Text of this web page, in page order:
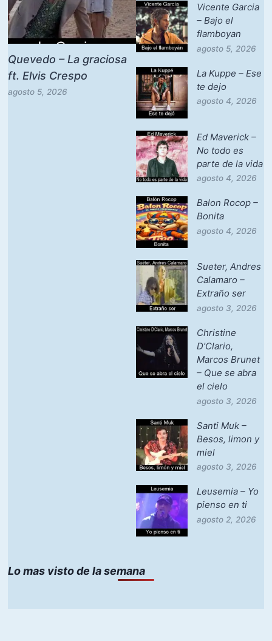
Quevedo – La graciosa
ft. Elvis Crespo
agosto 5, 2026
Vicente Garcia
– Bajo el
flamboyan
agosto 5, 2026
La Kuppe – Ese
te dejo
agosto 4, 2026
Ed Maverick –
No todo es
parte de la vida
agosto 4, 2026
Balon Rocop –
Bonita
agosto 4, 2026
Sueter, Andres
Calamaro –
Extraño ser
agosto 3, 2026
Christine
D’Clario,
Marcos Brunet
– Que se abra
el cielo
agosto 3, 2026
Santi Muk –
Besos, limon y
miel
agosto 3, 2026
Leusemia – Yo
pienso en ti
agosto 2, 2026
Lo mas visto de la semana